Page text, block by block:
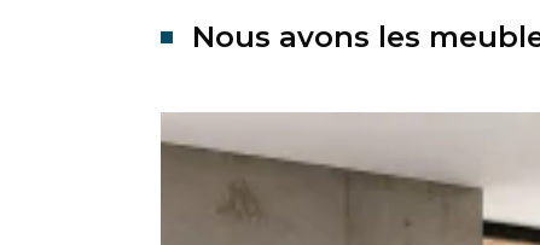
Nous avons les